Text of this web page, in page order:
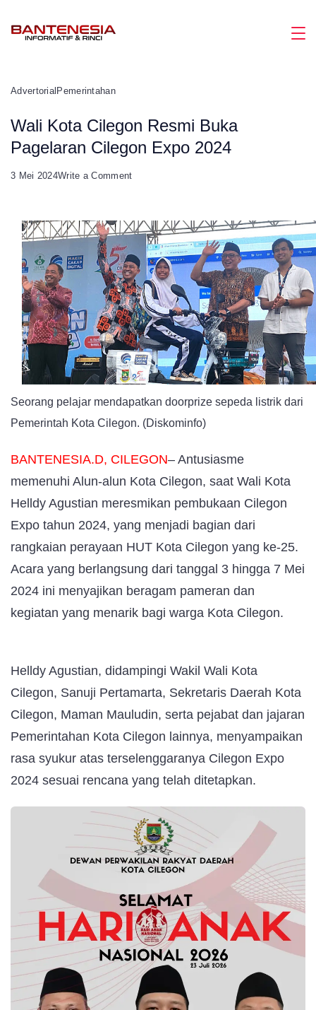
Advertorial Pemerintahan
Wali Kota Cilegon Resmi Buka
Pagelaran Cilegon Expo 2024
3 Mei 2024Write a Commenton
Cilegon
Resmi
Buka
Pagelaran
Cilegon
Expo
2024
Seorang pelajar mendapatkan doorprize sepeda listrik dari
Pemerintah Kota Cilegon. (Diskominfo)
BANTENESIA.D, CILEGON– Antusiasme
memenuhi Alun-alun Kota Cilegon, saat Wali Kota
Helldy Agustian meresmikan pembukaan Cilegon
Expo tahun 2024, yang menjadi bagian dari
rangkaian perayaan HUT Kota Cilegon yang ke-25.
Acara yang berlangsung dari tanggal 3 hingga 7 Mei
2024 ini menyajikan beragam pameran dan
kegiatan yang menarik bagi warga Kota Cilegon.
Helldy Agustian, didampingi Wakil Wali Kota
Cilegon, Sanuji Pertamarta, Sekretaris Daerah Kota
Cilegon, Maman Mauludin, serta pejabat dan jajaran
Pemerintahan Kota Cilegon lainnya, menyampaikan
rasa syukur atas terselenggaranya Cilegon Expo
2024 sesuai rencana yang telah ditetapkan.